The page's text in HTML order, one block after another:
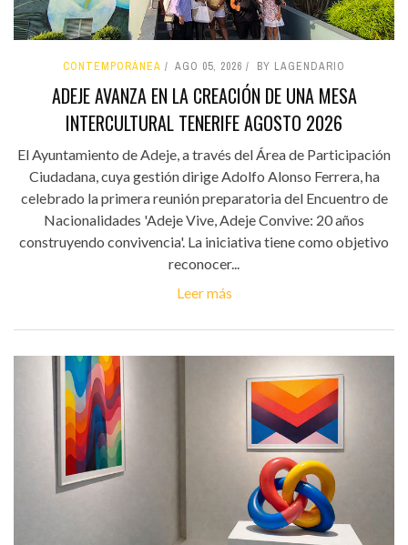
CONTEMPORÁNEA AGO 05, 2026 BY LAGENDARIO
ADEJE AVANZA EN LA CREACIÓN DE UNA MESA
INTERCULTURAL TENERIFE AGOSTO 2026
El Ayuntamiento de Adeje, a través del Área de Participación
Ciudadana, cuya gestión dirige Adolfo Alonso Ferrera, ha
celebrado la primera reunión preparatoria del Encuentro de
Nacionalidades 'Adeje Vive, Adeje Convive: 20 años
construyendo convivencia'. La iniciativa tiene como objetivo
reconocer...
Leer más